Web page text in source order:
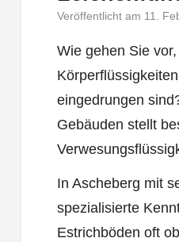
Veröffentlicht am 11.
Wie gehen Sie
eingedrungen
Gebäuden stellt
In Ascheberg mit
spezialisierte
Estrichböden oft